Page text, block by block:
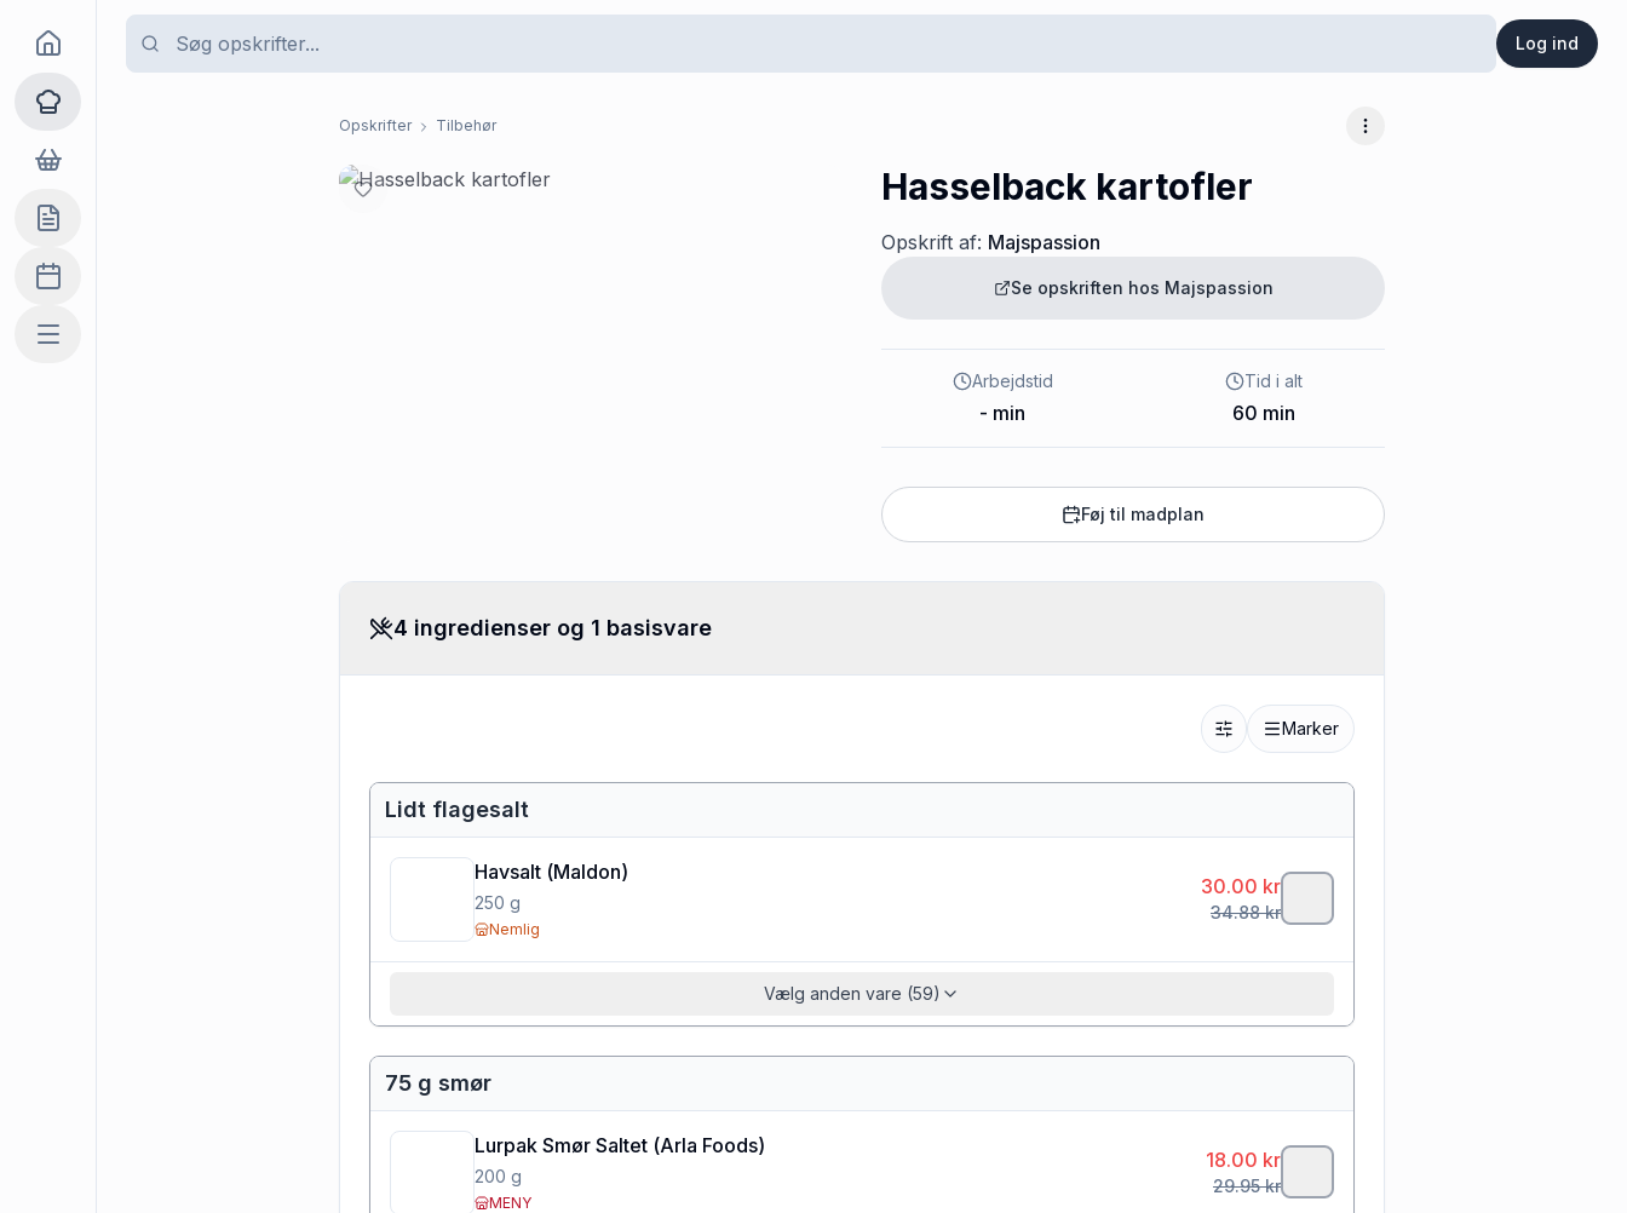
Log ind
Goma
Opskrifter
Dagligvarer
Indkøbslisten
Madplan
Mere
Opskrifter Tilbehør Flere muligheder
Hasselback kartofler
Opskrift af: Majspassion
Se opskriften hos Majspassion
Arbejdstid
- min
Tid i alt
60 min
Føj til madplan
4 ingredienser og 1 basisvare
Marker
Lidt flagesalt
Havsalt (Maldon)
250 g
Nemlig
30.00 kr
34.88kr
Vælg anden vare (59)
75 g smør
Lurpak Smør Saltet (Arla Foods)
200 g
MENY
18.00 kr
29.95kr